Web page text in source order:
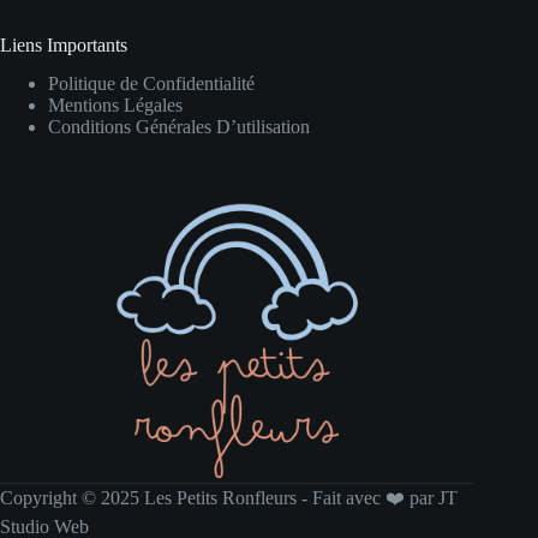
Liens Importants
Politique de Confidentialité
Mentions Légales
Conditions Générales D’utilisation
Copyright © 2025 Les Petits Ronfleurs - Fait avec ❤️ par JT
Studio Web